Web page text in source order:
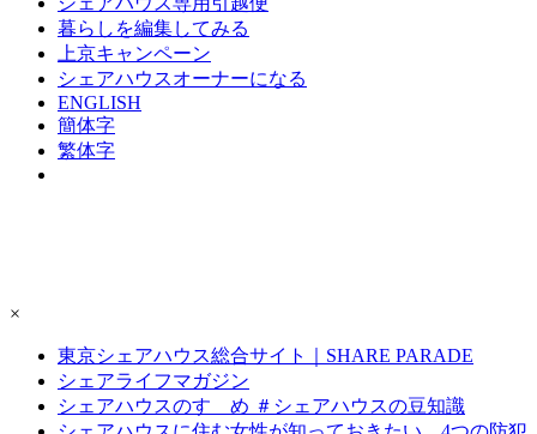
暮らしを編集してみる
上京キャンペーン
シェアハウスオーナーになる
ENGLISH
簡体字
繁体字
×
東京シェアハウス総合サイト｜SHARE PARADE
シェアライフマガジン
シェアハウスのすゝめ ＃シェアハウスの豆知識